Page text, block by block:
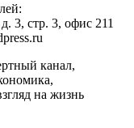
3, стр. 3, офис 211
канал,
на жизнь